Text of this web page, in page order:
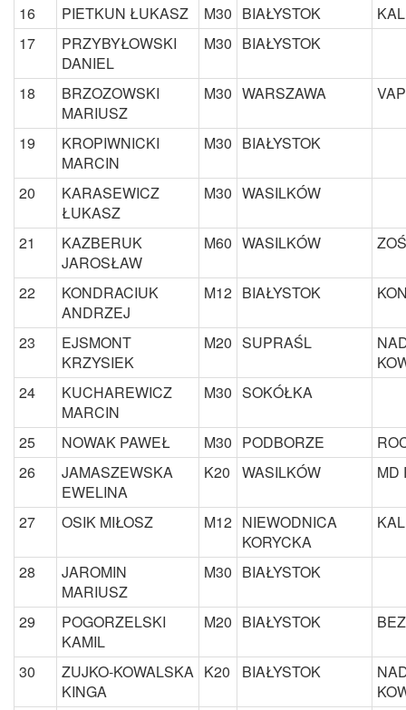
16 PIETKUN ŁUKASZ M30 BIAŁYSTOK
17
PRZYBYŁOWSKI
DANIEL
M30 BIAŁYSTOK
18
BRZOZOWSKI
MARIUSZ
M30 WARSZAWA
19
KROPIWNICKI
MARCIN
M30 BIAŁYSTOK
20
KARASEWICZ
ŁUKASZ
M30 WASILKÓW
21
KAZBERUK
JAROSŁAW
M60 WASILKÓW
22
KONDRACIUK
ANDRZEJ
M12 BIAŁYSTOK
23
EJSMONT
KRZYSIEK
M20 SUPRAŚL
24
KUCHAREWICZ
MARCIN
M30 SOKÓŁKA
25 NOWAK PAWEŁ M30 PODBORZE
26
JAMASZEWSKA
EWELINA
K20 WASILKÓW MD
27 OSIK MIŁOSZ M12 NIEWODNICA
KORYCKA
28
JAROMIN
MARIUSZ
M30 BIAŁYSTOK
29
POGORZELSKI
KAMIL
M20 BIAŁYSTOK
30
ZUJKO-KOWALSKA
KINGA
K20 BIAŁYSTOK